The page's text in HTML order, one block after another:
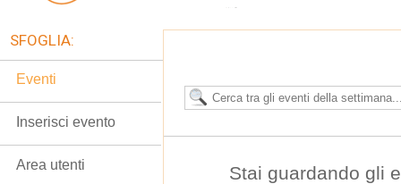
Stai guardando gli
SFOGLIA:
Eventi
Inserisci evento
Area utenti